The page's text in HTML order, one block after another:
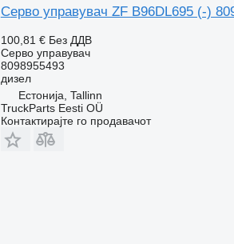
Серво управувач ZF B96DL695 (-)
100,81 € Без ДДВ
Серво управувач
8098955493
дизел
Естонија, Tallinn
TruckParts Eesti OÜ
Контактирајте го продавачот